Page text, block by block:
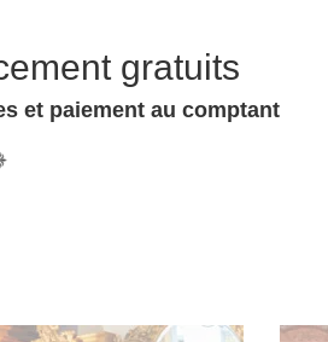
gratuits
et paiement au comptant